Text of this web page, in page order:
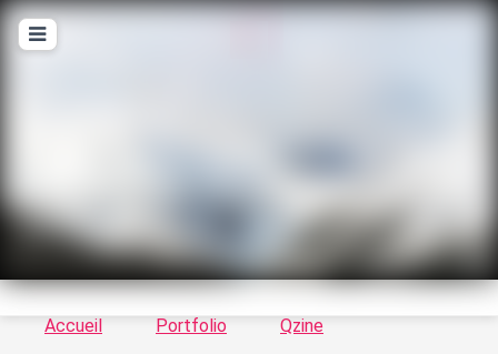
Le vortex à chats - Illustrations, trucs en tout
genre par Tykayn
Accueil Portfolio Qzine